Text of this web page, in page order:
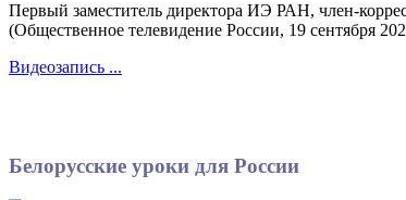
Первый заместитель директора ИЭ РАН, член-
(Общественное телевидение России, 19 сентября
Видеозапись ...
Белорусские уроки для России